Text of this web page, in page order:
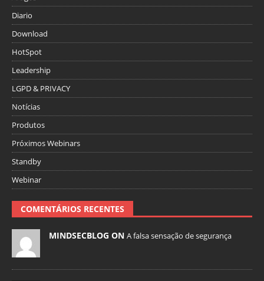
Diario
Download
HotSpot
Leadership
LGPD & PRIVACY
Notícias
Produtos
Próximos Webinars
Standby
Webinar
COMENTÁRIOS RECENTES
MINDSECBLOG ON A falsa sensação de segurança